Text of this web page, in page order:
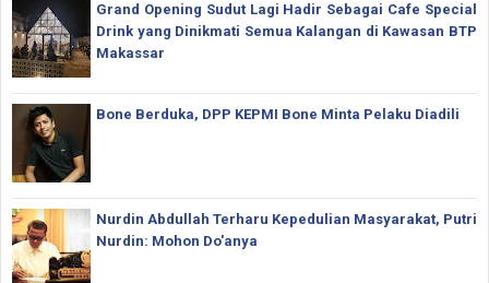
Grand Opening Sudut Lagi Hadir Sebagai Cafe Special
Drink yang Dinikmati Semua Kalangan di Kawasan BTP
Makassar
Bone Berduka, DPP KEPMI Bone Minta Pelaku Diadili
Nurdin Abdullah Terharu Kepedulian Masyarakat, Putri
Nurdin: Mohon Do'anya